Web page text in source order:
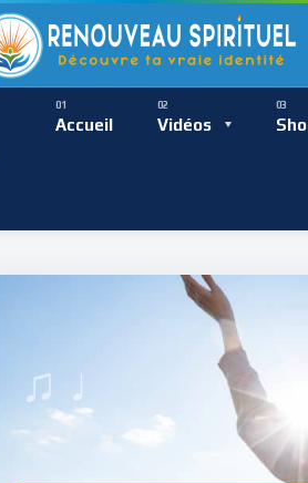
Accueil Vidéos
Présence
♩
♯